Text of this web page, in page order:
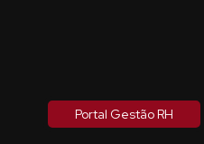
Portal Gestão RH